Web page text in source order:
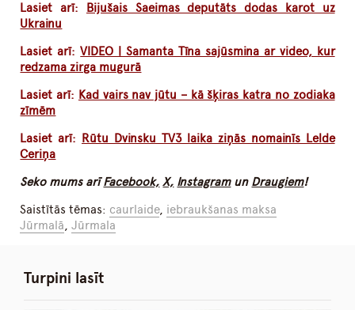
Lasiet arī:
Bijušais Saeimas deputāts dodas karot uz
Ukrainu
Lasiet arī:VIDEO | Samanta Tīna sajūsmina ar video, kur
redzama zirga mugurā
Lasiet arī: Kad vairs nav jūtu – kā šķiras katra no zodiaka
zīmēm
Lasiet arī:
Rūtu Dvinsku TV3 laika ziņās nomainīs Lelde
Ceriņa
Seko mums arīFacebook, X, Instagramun Draugiem!
Saistītās tēmas: caurlaide, iebraukšanas maksa
Jūrmalā,Jūrmala
Turpini lasīt